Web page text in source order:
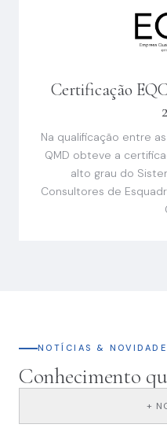
Certificação
Na qualificação entre
QMD obteve a
alto grau do
Consultores de
NOTÍCIAS &
Conhecimento
+